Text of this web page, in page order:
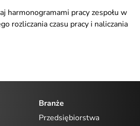
harmonogramami pracy zespołu w
rozliczania czasu pracy i naliczania
Branże
Przedsiębiorstwa